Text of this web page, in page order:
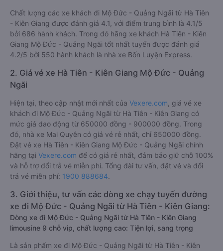
Chất lượng các xe khách đi Mộ Đức - Quảng Ngãi từ Hà Tiên
- Kiên Giang được đánh giá 4.1, với điểm trung bình là 4.1/5
bởi 686 hành khách. Trong đó hãng xe khách Hà Tiên - Kiên
Giang Mộ Đức - Quảng Ngãi tốt nhất tuyến được đánh giá
4.2/5 bởi 550 hành khách là nhà xe Bốn Luyện Express.
2. Giá vé xe Hà Tiên - Kiên Giang Mộ Đức - Quảng
Ngãi
Hiện tại, theo cập nhật mới nhất của Vexere.com , giá vé xe
khách đi Mộ Đức - Quảng Ngãi từ Hà Tiên - Kiên Giang có
mức giá dao động từ 650000 đồng - 900000 đồng. Trong
đó, nhà xe Mai Quyên có giá vé rẻ nhất, chỉ 650000 đồng.
Đặt vé xe Hà Tiên - Kiên Giang Mộ Đức - Quảng Ngãi chính
hãng tại Vexere.com để có giá rẻ nhất, đảm bảo giữ chỗ 100%
và hỗ trợ đổi trả vé miễn phí. Tổng đài tư vấn, đặt vé và đổi
trả vé miễn phí: 1900 888684.
3. Giới thiệu, tư vấn các dòng xe chạy tuyến đường
xe đi Mộ Đức - Quảng Ngãi từ Hà Tiên - Kiên Giang:
Dòng xe đi Mộ Đức - Quảng Ngãi từ Hà Tiên - Kiên Giang
limousine 9 chỗ vip, chất lượng cao: Tiện lợi, sang trọng
Là sản phẩm xe đi Mộ Đức - Quảng Ngãi từ Hà Tiên - Kiên